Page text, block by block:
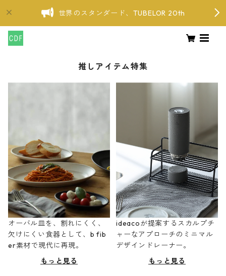
世界のスタンダード、TUBELOR 20th
推しアイテム特集
オーバル皿を、割れにくく、
欠けにくい食器として、b fib
er素材で現代に再現。
もっと見る
ideacoが提案するスカルプチ
ャーなアプローチのミニマル
デザインドレーナー。
もっと見る